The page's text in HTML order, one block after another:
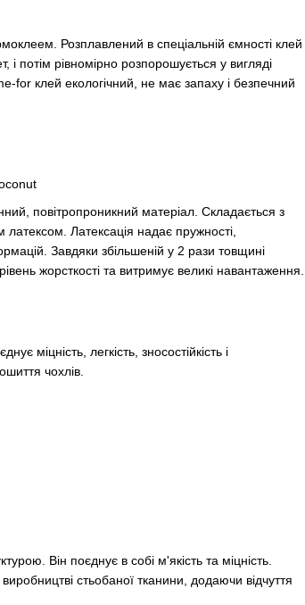
Розплавлений в спеціальній ємності клей
і потім рівномірно розпорошується у вигляді
for клей екологічний, не має запаху і безпечний
повітропроникний матеріал. Складається з
Латексація надає пружності,
Завдяки збільшеній у 2 рази товщині
жорсткості та витримує великі навантаження.
міцність, легкість, зносостійкість і
чохлів.
Він поєднує в собі м'якість та міцність.
стьобаної тканини, додаючи відчуття